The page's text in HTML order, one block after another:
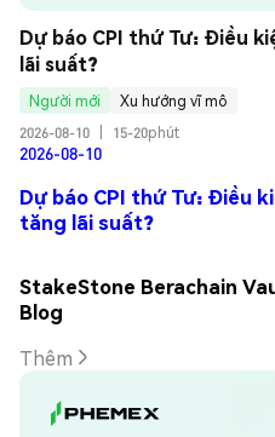
Dự báo CPI thứ Tư: Điều
lãi suất?
Người mới
Xu hướng vĩ mô
2026-08-10
15-20phút
2026-08-10
Dự báo CPI thứ Tư: Điều
tăng lãi suất?
StakeStone Berachain
Blog
Thêm